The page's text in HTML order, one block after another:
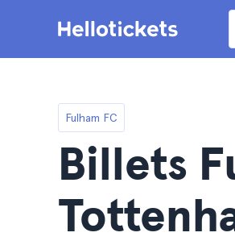
Fulham FC
Billets